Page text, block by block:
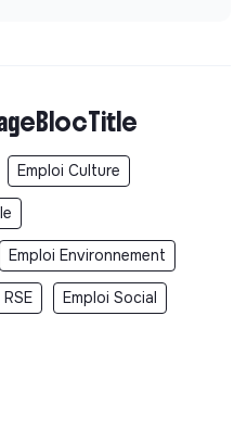
Emploi Culture
Emploi Environnement
Emploi Social